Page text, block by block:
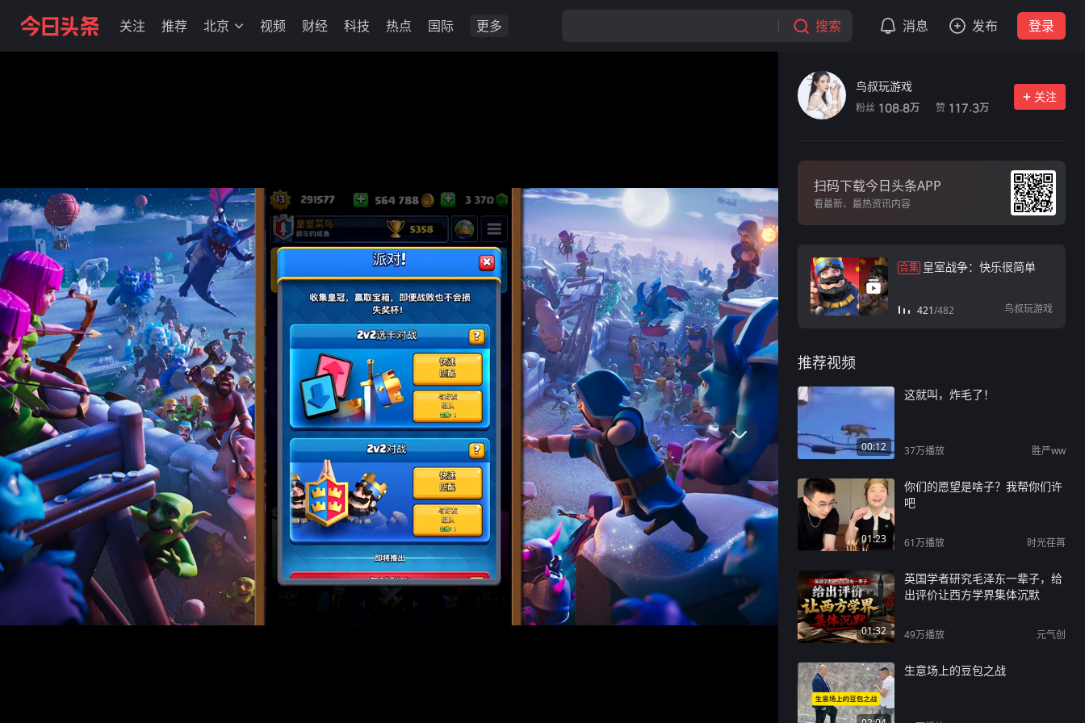
关注 推荐 北京 视频 财经 科技 热点 国际 更多 搜索 消息 发布 登录
鸟叔玩游戏
粉丝 108.8万 赞 117.3万
关注
扫码下载今日头条APP
看最新、最热资讯内容
合集 皇室战争：快乐很简单
421/482 鸟叔玩游戏
推荐视频
00:12
这就叫，炸毛了！
37万播放 胜严ww
01:23
你们的愿望是啥子？我帮你们许
吧
61万播放 时光荏苒
01:32
英国学者研究毛泽东一辈子，给
出评价让西方学界集体沉默
49万播放 元气创
生意场上的豆包之战